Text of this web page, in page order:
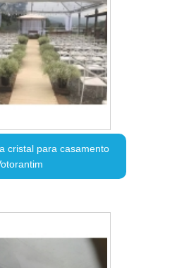
cristal para casamento